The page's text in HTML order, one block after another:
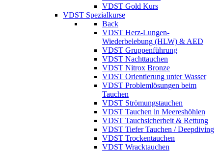
VDST Gold Kurs
VDST Spezialkurse
Back
VDST Herz-Lungen-
Wiederbelebung (HLW) & AED
VDST Gruppenführung
VDST Nachttauchen
VDST Nitrox Bronze
VDST Orientierung unter Wasser
VDST Problemlösungen beim
Tauchen
VDST Strömungstauchen
VDST Tauchen in Meereshöhlen
VDST Tauchsicherheit & Rettung
VDST Tiefer Tauchen / Deepdiving
VDST Trockentauchen
VDST Wracktauchen